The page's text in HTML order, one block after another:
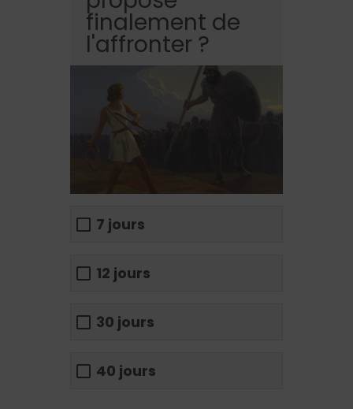
finalement de
l'affronter ?
7 jours
12 jours
30 jours
40 jours